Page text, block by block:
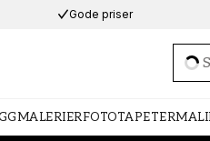
Gode priser
FOTOTAPETER